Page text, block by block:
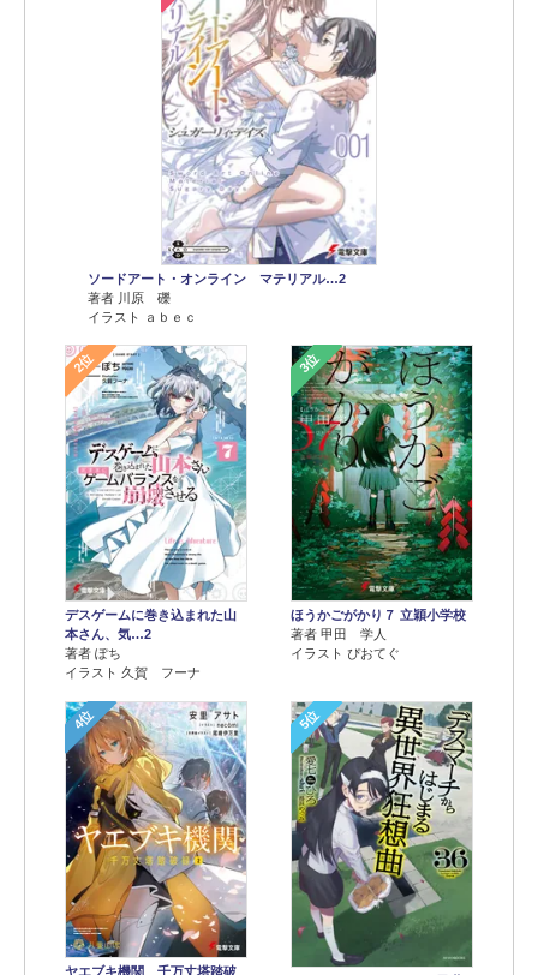
ソードアート・オンライン マテリアル…2
著者 川原 礫
イラスト ａｂｅｃ
2位
デスゲームに巻き込まれた山
本さん、気…2
著者 ぽち
イラスト 久賀 フーナ
3位
ほうかごがかり７ 立穎小学校
著者 甲田 学人
イラスト ぴおてぐ
4位
ヤエブキ機関 千万丈塔踏破
5位